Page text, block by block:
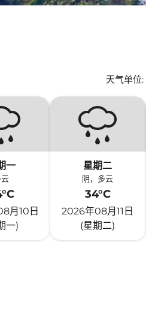
天气单位:
一
月10日
一)
星期二
阴，多云
34°C
2026年08月11日
(星期二)